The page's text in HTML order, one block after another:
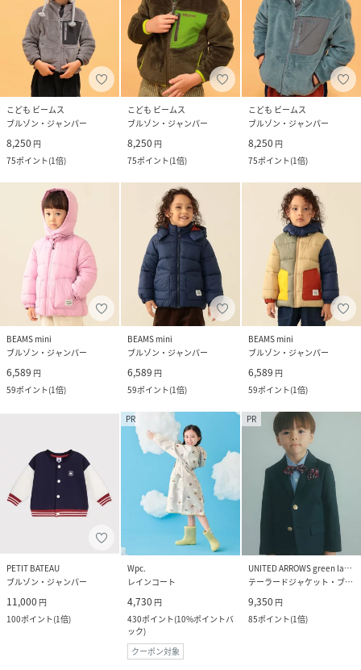
こども ビームス
ブルゾン・ジャンパー
8,250 円
75ポイント(1倍)
こども ビームス
ブルゾン・ジャンパー
8,250 円
75ポイント(1倍)
こども ビームス
ブルゾン・ジャンパー
8,250 円
75ポイント(1倍)
BEAMS mini
ブルゾン・ジャンパー
6,589 円
59ポイント(1倍)
BEAMS mini
ブルゾン・ジャンパー
6,589 円
59ポイント(1倍)
BEAMS mini
ブルゾン・ジャンパー
6,589 円
59ポイント(1倍)
PETIT BATEAU
ブルゾン・ジャンパー
11,000 円
100ポイント(1倍)
PR
Wpc.
レインコート
4,730 円
430ポイント(10%ポイントバ
ック)
クーポン対象
PR
UNITED ARROWS green label relaxing
テーラードジャケット・ブレザー
9,350 円
85ポイント(1倍)